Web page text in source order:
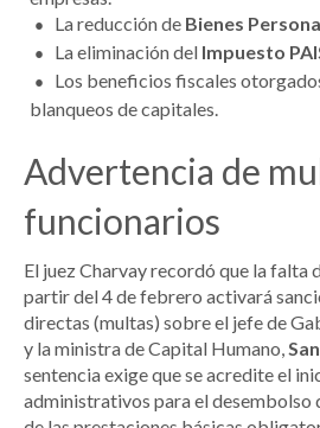
La reducción de Bienes
La eliminación del Impuesto
Los beneficios fiscales
blanqueos de capitales.
Advertencia de
funcionarios
El juez Charvay recordó que la falta
partir del 4 de febrero activará
directas (multas) sobre el jefe de
y la ministra de Capital Humano,
sentencia exige que se acredite el
administrativos para el desembolso